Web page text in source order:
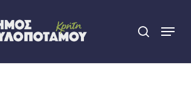
search
Menu
Close